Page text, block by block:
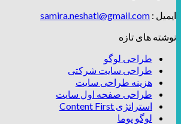
ایمیل : samira.neshati@gmail.com
نوشته های تازه
طراحی لوگو
طراحی سایت شرکتی
هزینه طراحی سایت
طراحی صفحه اول سایت
استراتژی Content First
لوگو پوما